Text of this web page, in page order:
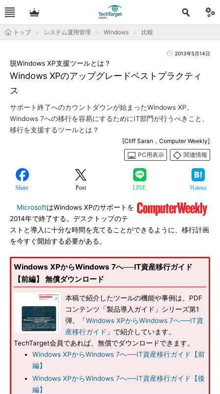
トップ システム運用管理 Windows 比較
2013年5月14日
Windows XPのアップグレードベストプラクティ
ス
脱Windows XP支援ツールとは？
サポート終了へのカウントダウンが始まったWindows XP。
Windows 7への移行を容易にするためにIT部門が行うべきこと、
移行を支援するツールとは？
[Cliff Saran，Computer Weekly]
PC用表示
関連情報
Share Post LINE Hatena
MicrosoftはWindows XPのサポートを
2014年で終了する。デスクトップのテ
ストと導入に十分な時間を充てることができるように、移行計画
を今すぐ開始する必要がある。
Windows XPからWindows 7へ──IT資産移行ガイド
【前編】 無償ダウンロード
本稿で紹介したツールの機能や事例は、PDF
コンテンツ「製品導入ガイド」シリーズ第1
弾、「Windows XPからWindows 7へ──IT資
産移行ガイド 」で紹介しています。
TechTarget会員であれば、無償でダウンロードできます。
Windows XPからWindows 7へ──IT資産移行ガイド【前
編】
Windows XPからWindows 7へ──IT資産移行ガイド【後
編】